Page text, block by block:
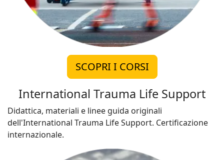
SCOPRI I CORSI
International Trauma Life Support
Didattica, materiali e linee guida originali
dell'International Trauma Life Support. Certificazione
internazionale.